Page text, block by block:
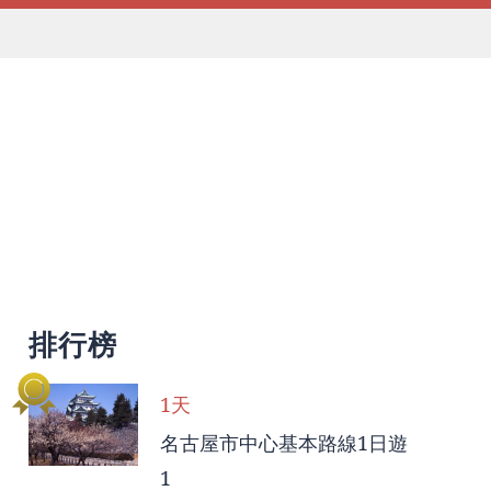
排行榜
1天
名古屋市中心基本路線1日遊
1